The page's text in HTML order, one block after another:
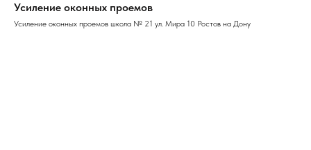
Усиление оконных проемов
Усиление оконных проемов школа № 21 ул. Мира 10 Ростов на Дону